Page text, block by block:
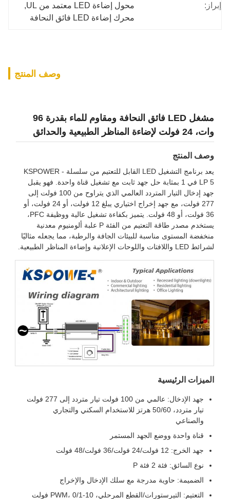
إبراز: محول إضاءة LED معتمد من UL
,
محرك إضاءة LED فائق النحافة
وصف المنتج
مشغل LED فائق النحافة ومقاوم للماء بقدرة 96
وات، 24 فولت لإضاءة المناظر الطبيعية والحدائق
وصف المنتج
يعد برنامج التشغيل LED القابل للتعتيم من سلسلة KSPOWER -
LP 5 في 1 بمثابة حل جهد ثابت مع تشغيل قناة واحدة. فهو يقبل
جهد إدخال التيار المتردد العالمي الذي يتراوح من 100 فولت إلى
277 فولت، مع جهد إخراج اختياري يبلغ 12 فولت، أو 24 فولت، أو
36 فولت، أو 48 فولت. يتميز بكفاءة تشغيل عالية ووظيفة PFC،
يستخدم مصدر طاقة التعتيم من الفئة P علبة ألومنيوم معدنية
منخفضة المستوى مناسبة للبيئات الجافة والرطبة، مما يجعله مثاليًا
لشرائط LED واللافتات واللوحات الإعلانية وإضاءة المناظر الطبيعية.
الميزات الرئيسية
جهد الإدخال: عالمي من 100 فولت تيار متردد إلى 277 فولت
تيار متردد، 50/60 هرتز للاستخدام السكني والتجاري
والصناعي
قناة واحدة ووضع الجهد المستمر
جهد الخرج: 12 فولت/24 فولت/36 فولت/48 فولت
نوع السائق: فئة 2 فئة P
الضميمة: حاوية مدرجة مع سلك الإدخال والإخراج
التعتيم: التيرستورات/القطع المرحلي، PWM، 0/1-10 فولت